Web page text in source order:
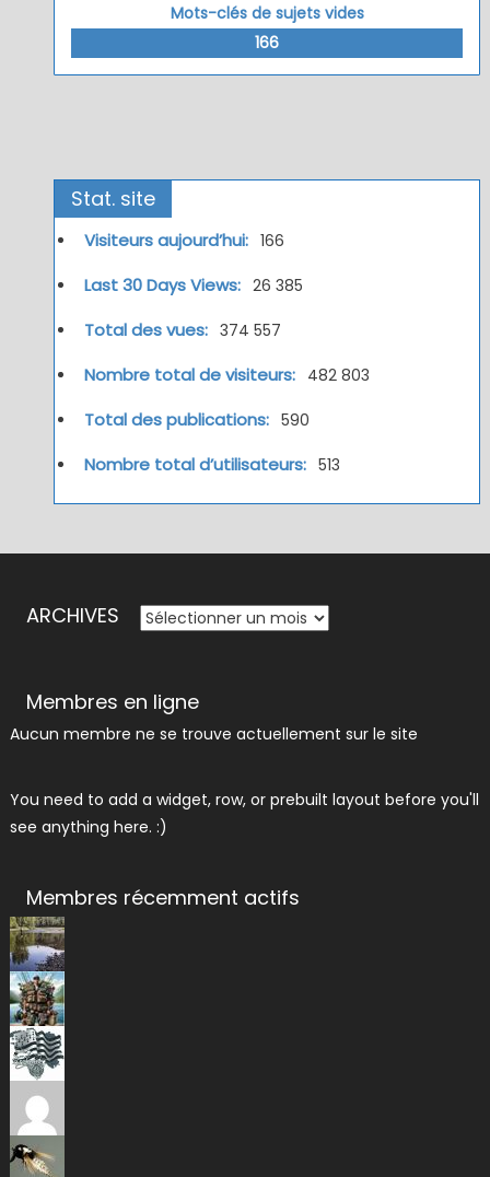
Mots-clés de sujets vides
166
Stat. site
Visiteurs aujourd’hui: 166
Last 30 Days Views: 26 385
Total des vues: 374 557
Nombre total de visiteurs: 482 803
Total des publications: 590
Nombre total d’utilisateurs: 513
ARCHIVES ARCHIVES
Membres en ligne
Aucun membre ne se trouve actuellement sur le site
You need to add a widget, row, or prebuilt layout before you'll
see anything here. :)
Membres récemment actifs